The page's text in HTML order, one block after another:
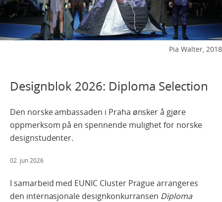
Pia Walter, 2018
Designblok 2026: Diploma Selection
Den norske ambassaden i Praha ønsker å gjøre
oppmerksom på en spennende mulighet for norske
designstudenter.
02. jun 2026
I samarbeid med EUNIC Cluster Prague arrangeres
den internasjonale designkonkurransen Diploma